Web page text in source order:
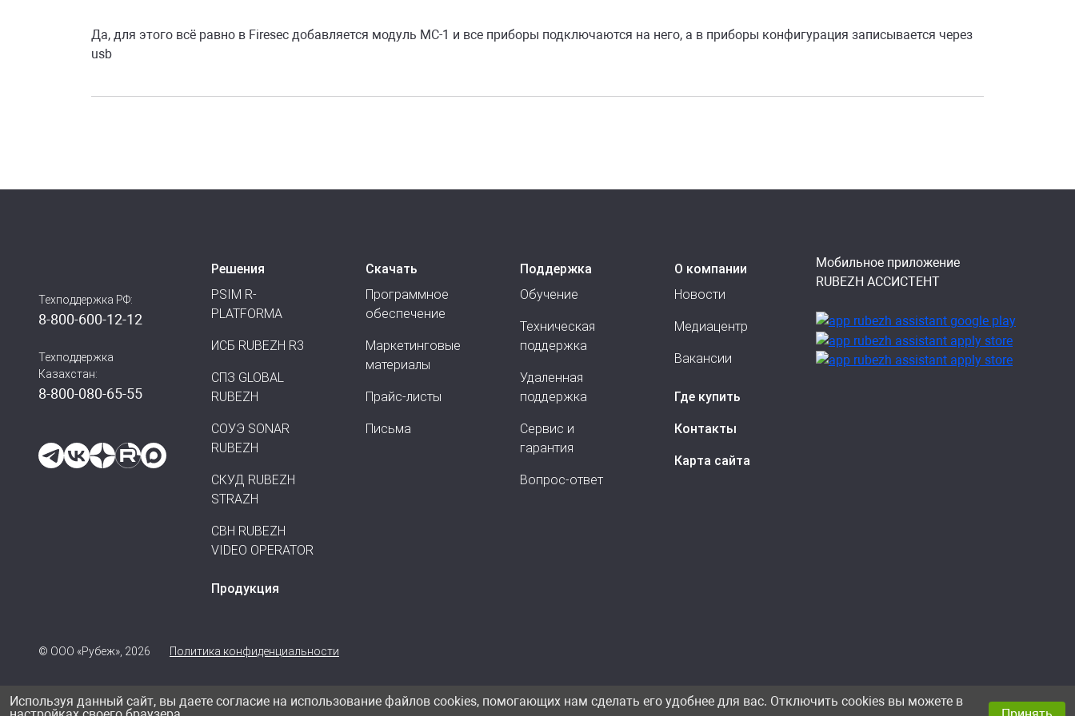
Да, для этого всё равно в Firesec добавляется модуль МС-1 и все приборы подключаются на него, а в приборы конфигурация записывается через
usb
Техподдержка РФ:
8-800-600-12-12
Техподдержка
Казахстан:
8-800-080-65-55
Решения
PSIM R-
PLATFORMA
ИСБ RUBEZH R3
СПЗ GLOBAL
RUBEZH
СОУЭ SONAR
RUBEZH
СКУД RUBEZH
STRAZH
СВН RUBEZH
VIDEO OPERATOR
Продукция
Скачать
Программное
обеспечение
Маркетинговые
материалы
Прайс-листы
Письма
Поддержка
Обучение
Техническая
поддержка
Удаленная
поддержка
Сервис и
гарантия
Вопрос-ответ
О компании
Новости
Медиацентр
Вакансии
Где купить
Контакты
Карта сайта
Мобильное приложение
RUBEZH АССИСТЕНТ
© ООО «Рубеж», 2026 Политика конфиденциальности
Используя данный сайт, вы даете согласие на использование файлов cookies, помогающих нам сделать его удобнее для вас. Отключить cookies вы можете в